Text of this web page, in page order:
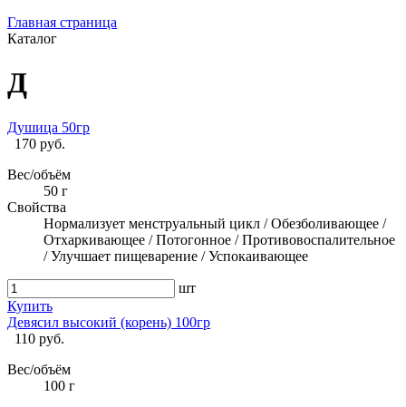
Главная страница
Каталог
Д
Душица 50гр
170 руб.
Вес/объём
50 г
Свойства
Нормализует менструальный цикл / Обезболивающее /
Отхаркивающее / Потогонное / Противовоспалительное
/ Улучшает пищеварение / Успокаивающее
шт
Купить
Девясил высокий (корень) 100гр
110 руб.
Вес/объём
100 г